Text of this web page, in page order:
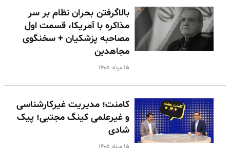
بالا‌گرفتن بحران نظام بر سر
مذاکره با آمریکا، قسمت اول
مصاحبه پزشکیان + سخنگوی
مجاهدین
۱۵ مرداد ۱۴۰۵
کامنت؛ مدیریت غیرکارشناسی
و غیرعلمی کینگ مجتبی؛ پیک
شادی